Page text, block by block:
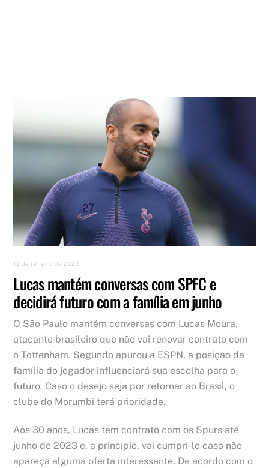
12 de janeiro de 2023
Lucas mantém conversas com SPFC e
decidirá futuro com a família em junho
O São Paulo mantém conversas com Lucas Moura,
atacante brasileiro que não vai renovar contrato com
o Tottenham. Segundo apurou a ESPN, a posição da
família do jogador influenciará sua escolha para o
futuro. Caso o desejo seja por retornar ao Brasil, o
clube do Morumbi terá prioridade.
Aos 30 anos, Lucas tem contrato com os Spurs até
junho de 2023 e, a princípio, vai cumpri-lo caso não
apareça alguma oferta interessante. De acordo com o